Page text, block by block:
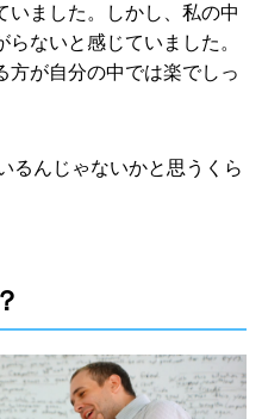
いました。しかし、私の中
ないと感じていました。
方が自分の中では楽でしっ
るんじゃないかと思うくら